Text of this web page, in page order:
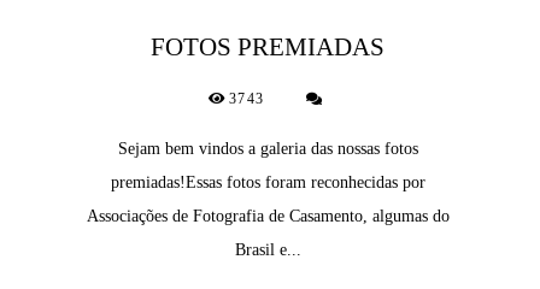
FOTOS PREMIADAS
3743
Sejam bem vindos a galeria das nossas fotos
premiadas!Essas fotos foram reconhecidas por
Associações de Fotografia de Casamento, algumas do
Brasil e...